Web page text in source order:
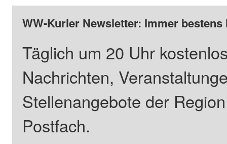
WW-Kurier Newsletter: Immer
Täglich um 20 Uhr
Nachrichten,
Stellenangebote der
Postfach.